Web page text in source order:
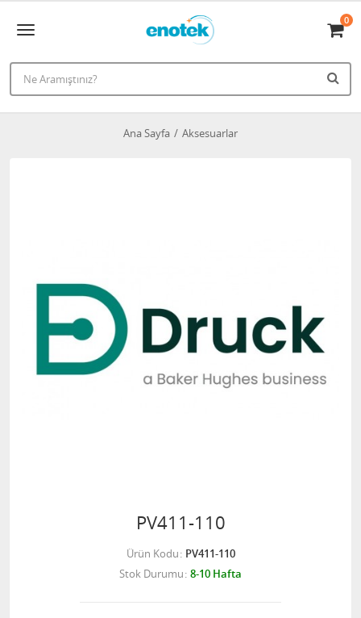
0
Ana Sayfa Aksesuarlar
PV411-110
Ürün Kodu PV411-110
Stok Durumu 8-10 Hafta